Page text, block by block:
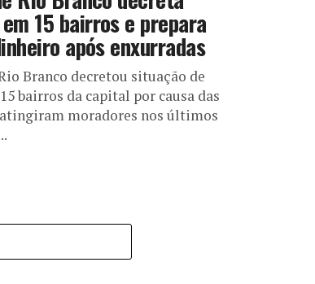
15 bairros e prepara
após enxurradas
Branco decretou situação de
bairros da capital por causa das
moradores nos últimos